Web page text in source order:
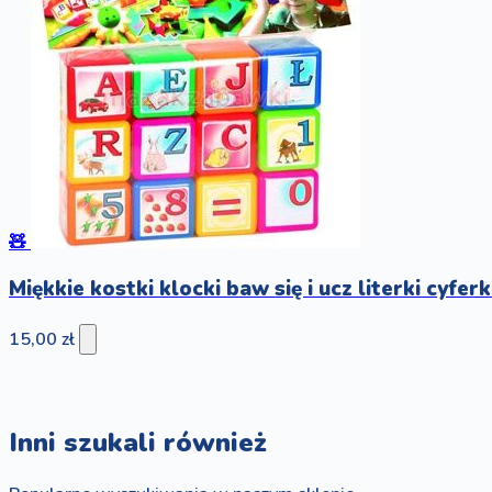
🧸
Miękkie kostki klocki baw się i ucz literki
15,00 zł
Inni szukali również